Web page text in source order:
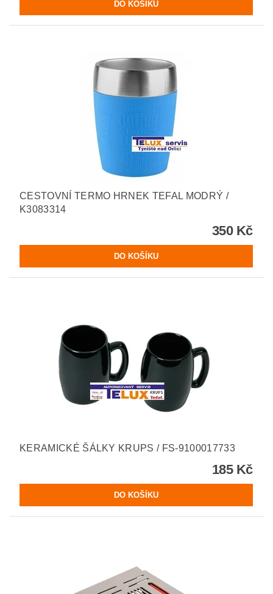
CESTOVNÍ TERMO HRNEK TEFAL MODRÝ /
K3083314
350 Kč
KERAMICKÉ ŠÁLKY KRUPS / FS-9100017733
185 Kč